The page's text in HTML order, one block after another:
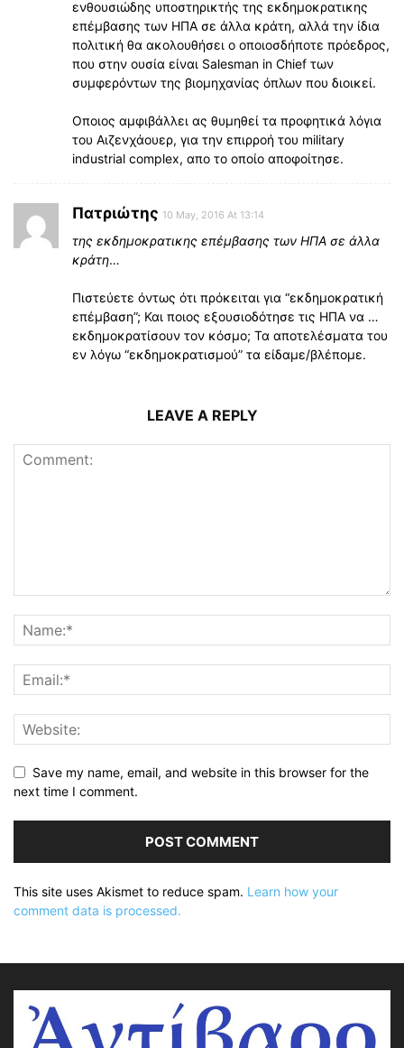
ενθουσιώδης υποστηρικτής της εκδημοκρατικης
επέμβασης των ΗΠΑ σε άλλα κράτη, αλλά την ίδια
πολιτική θα ακολουθήσει ο οποιοσδήποτε πρόεδρος,
που στην ουσία είναι Salesman in Chief των
συμφερόντων της βιομηχανίας όπλων που διοικεί.
Οποιος αμφιβάλλει ας θυμηθεί τα προφητικά λόγια
του Αιζενχάουερ, για την επιρροή του military
industrial complex, απο το οποίο αποφοίτησε.
Πατριώτης 10 May, 2016 At 13:14
της εκδημοκρατικης επέμβασης των ΗΠΑ σε άλλα
κράτη…
Πιστεύετε όντως ότι πρόκειται για “εκδημοκρατική
επέμβαση”; Και ποιος εξουσιοδότησε τις ΗΠΑ να …
εκδημοκρατίσουν τον κόσμο; Τα αποτελέσματα του
εν λόγω “εκδημοκρατισμού” τα είδαμε/βλέπομε.
LEAVE A REPLY
Save my name, email, and website in this browser for the
next time I comment.
This site uses Akismet to reduce spam. Learn how your
comment data is processed.